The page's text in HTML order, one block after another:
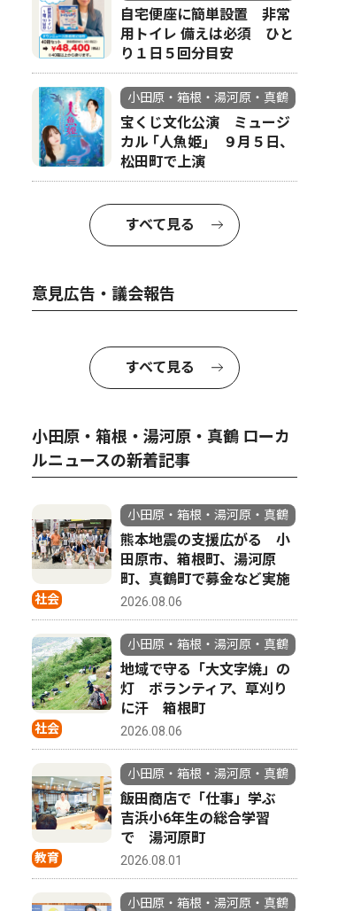
4
自宅便座に簡単設置 非常
用トイレ 備えは必須 ひと
り１日５回分目安
小田原・箱根・湯河原・真鶴
宝くじ文化公演 ミュージ
カル ｢人魚姫｣ ９月５日、
松田町で上演
すべて見る
意見広告・議会報告
すべて見る
小田原・箱根・湯河原・真鶴 ローカ
ルニュースの新着記事
社会
小田原・箱根・湯河原・真鶴
熊本地震の支援広がる 小
田原市、箱根町、湯河原
町、真鶴町で募金など実施
2026.08.06
社会
小田原・箱根・湯河原・真鶴
地域で守る「大文字焼」の
灯 ボランティア、草刈り
に汗 箱根町
2026.08.06
教育
小田原・箱根・湯河原・真鶴
飯田商店で「仕事」学ぶ
吉浜小6年生の総合学習
で 湯河原町
2026.08.01
小田原・箱根・湯河原・真鶴